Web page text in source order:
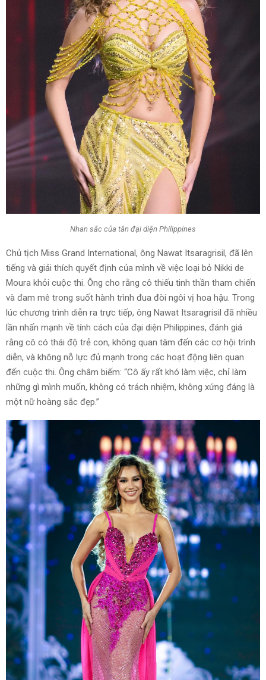
Nhan sắc của tân đại diện Philippines
Chủ tịch Miss Grand International, ông Nawat Itsaragrisil, đã lên
tiếng và giải thích quyết định của mình về việc loại bỏ Nikki de
Moura khỏi cuộc thi. Ông cho rằng cô thiếu tinh thần tham chiến
và đam mê trong suốt hành trình đua đòi ngôi vị hoa hậu. Trong
lúc chương trình diễn ra trực tiếp, ông Nawat Itsaragrisil đã nhiều
lần nhấn mạnh về tính cách của đại diện Philippines, đánh giá
rằng cô có thái độ trẻ con, không quan tâm đến các cơ hội trình
diễn, và không nỗ lực đủ mạnh trong các hoạt động liên quan
đến cuộc thi. Ông châm biếm: “Cô ấy rất khó làm việc, chỉ làm
những gì mình muốn, không có trách nhiệm, không xứng đáng là
một nữ hoàng sắc đẹp.”